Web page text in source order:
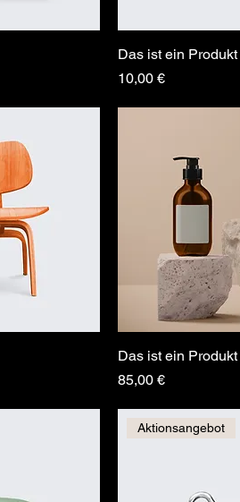
Das ist ein Produkt
Preis
10,00 €
Das ist ein Produkt
Preis
85,00 €
Aktionsangebot